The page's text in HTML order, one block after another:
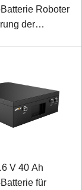
Roboter
der
V 40 Ah
für